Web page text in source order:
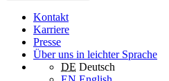
Kontakt
Karriere
Presse
Über uns in leichter Sprache
DE Deutsch